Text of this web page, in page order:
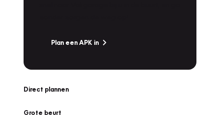
Plan een APK in
Direct plannen
Grote beurt